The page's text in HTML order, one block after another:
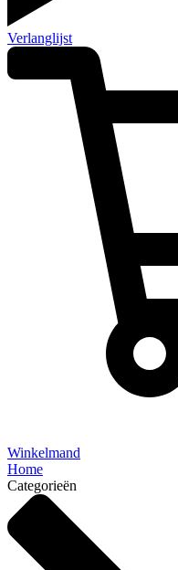
Verlanglijst
Winkelmand
Home
Categorieën